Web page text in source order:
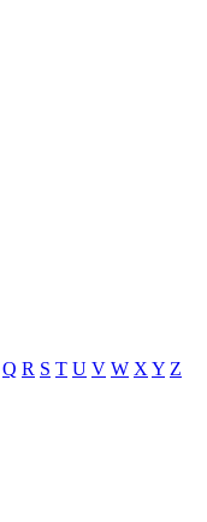
Q R S T U V W X Y Z